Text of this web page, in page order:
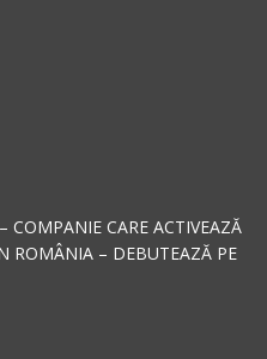
COMPANIE CARE ACTIVEAZĂ
ROMÂNIA – DEBUTEAZĂ PE